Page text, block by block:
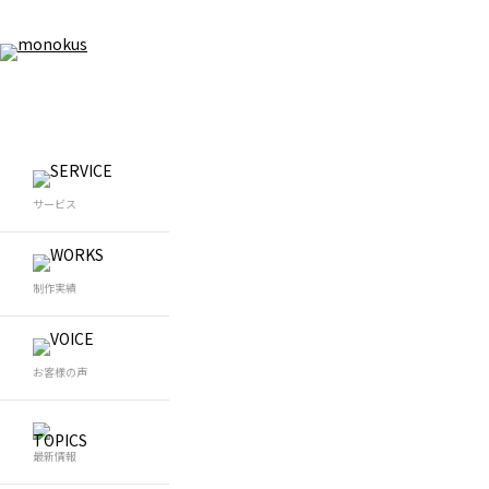
サービス
制作実績
お客様の声
最新情報